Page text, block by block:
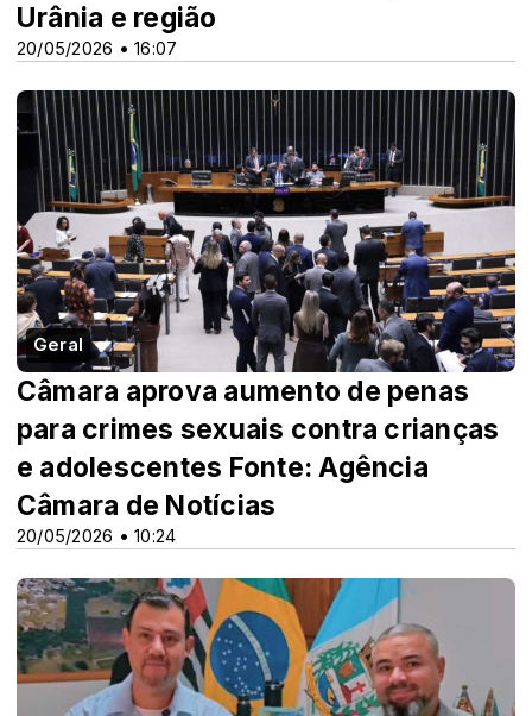
20/05/2026 • 16:07
Urânia e região
Geral
20/05/2026 • 10:24
Câmara aprova aumento de penas
para crimes sexuais contra crianças
e adolescentes Fonte: Agência
Câmara de Notícias